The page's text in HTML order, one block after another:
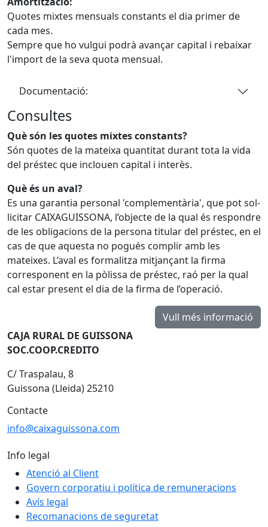
Quotes mixtes mensuals constants el dia primer de
cada mes.
Sempre que ho vulgui podrà avançar capital i rebaixar
l'import de la seva quota mensual.
Documentació:
Consultes
Què són les quotes mixtes constants?
Són quotes de la mateixa quantitat durant tota la vida
del préstec que inclouen capital i interès.
Què és un aval?
Es una garantia personal 'complementària', que pot sol-
licitar CAIXAGUISSONA, l’objecte de la qual és respondre
de les obligacions de la persona titular del préstec, en el
cas de que aquesta no pogués complir amb les
mateixes. L’aval es formalitza mitjançant la firma
corresponent en la pòlissa de préstec, raó per la qual
cal estar present el dia de la firma de l’operació.
CAJA RURAL DE GUISSONA
SOC.COOP.CREDITO
C/ Traspalau, 8
Guissona (Lleida) 25210
Contacte
info@caixaguissona.com
Info legal
Atenció al Client
Govern corporatiu i política de remuneracions
Avís legal
Recomanacions de seguretat